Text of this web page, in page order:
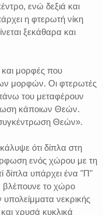
ενώ δεξιά και
η φτερωτή νίκη
ξεκάθαρα και
μορφές που
μορφών. Οι φτερωτές
του μεταφέρουν
κάποιων Θεών.
συγκέντρωση Θεών».
ότι δίπλα στη
ενός χώρου με τη
δίπλα υπάρχει ένα "Π"
βλέπουνε το χώρο
νεκρικής
χρυσά κυκλικά